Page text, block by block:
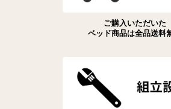
ご購入いただいた
ベッド商品は全品送料